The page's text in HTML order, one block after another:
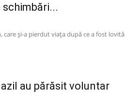
care și-a pierdut viața după ce a fost lovită
au părăsit voluntar